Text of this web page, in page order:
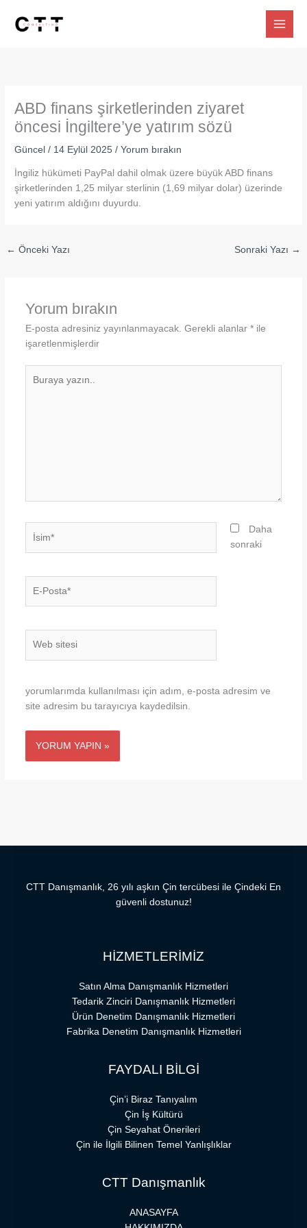
ABD finans şirketlerinden ziyaret
öncesi İngiltere’ye yatırım sözü
Güncel / 14 Eylül 2025/Yorum bırakın
İngiliz hükümeti PayPal dahil olmak üzere büyük ABD finans
şirketlerinden 1,25 milyar sterlinin (1,69 milyar dolar) üzerinde
yeni yatırım aldığını duyurdu.
← Önceki Yazı Sonraki Yazı →
Yorum bırakın
E-posta adresiniz yayınlanmayacak. Gerekli alanlar *ile
işaretlenmişlerdir
Posta*
Daha
sonraki
yorumlarımda kullanılması için adım, e-posta adresim ve
site adresim bu tarayıcıya kaydedilsin.
CTT Danışmanlık, 26 yılı aşkın Çin tercübesi ile Çindeki En
güvenli dostunuz!
HİZMETLERİMİZ
Satın Alma Danışmanlık Hizmetleri
Tedarik Zinciri Danışmanlık Hizmetleri
Ürün Denetim Danışmanlık Hizmetleri
Fabrika Denetim Danışmanlık Hizmetleri
FAYDALI BİLGİ
Çin’i Biraz Tanıyalım
Çin İş Kültürü
Çin Seyahat Önerileri
Çin ile İlgili Bilinen Temel Yanlışlıklar
CTT Danışmanlık
ANASAYFA